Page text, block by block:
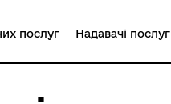
послуг Надавачі послуг